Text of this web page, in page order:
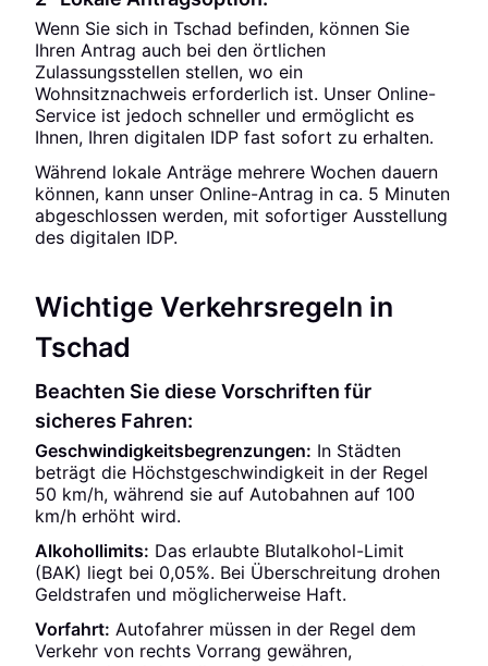
Wenn Sie sich in Tschad befinden, können Sie
Ihren Antrag auch bei den örtlichen
Zulassungsstellen stellen, wo ein
Wohnsitznachweis erforderlich ist. Unser Online-
Service ist jedoch schneller und ermöglicht es
Ihnen, Ihren digitalen IDP fast sofort zu erhalten.
Während lokale Anträge mehrere Wochen dauern
können, kann unser Online-Antrag in ca. 5 Minuten
abgeschlossen werden, mit sofortiger Ausstellung
des digitalen IDP.
Wichtige Verkehrsregeln in
Tschad
Beachten Sie diese Vorschriften für
sicheres Fahren:
Geschwindigkeitsbegrenzungen: In Städten
beträgt die Höchstgeschwindigkeit in der Regel
50 km/h, während sie auf Autobahnen auf 100
km/h erhöht wird.
Alkohollimits: Das erlaubte Blutalkohol-Limit
(BAK) liegt bei 0,05%. Bei Überschreitung drohen
Geldstrafen und möglicherweise Haft.
Vorfahrt: Autofahrer müssen in der Regel dem
Verkehr von rechts Vorrang gewähren,